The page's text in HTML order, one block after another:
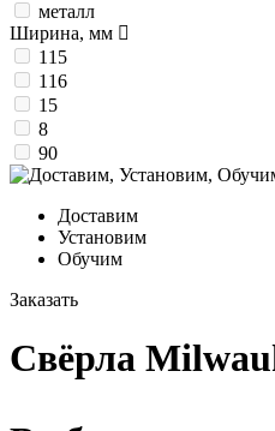
металл
Ширина, мм
115
116
15
8
90
Доставим
Установим
Обучим
Заказать
Свёрла